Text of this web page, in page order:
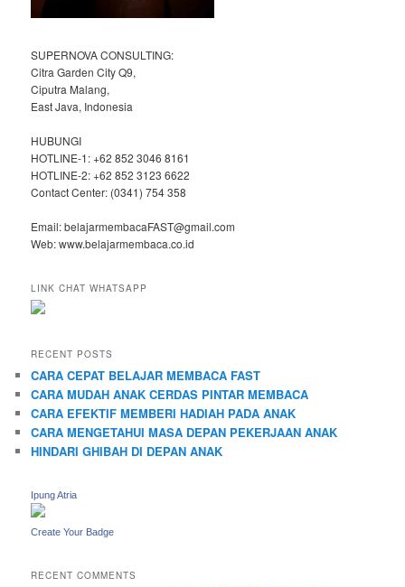
SUPERNOVA CONSULTING:
Citra Garden City Q9,
Ciputra Malang,
East Java, Indonesia
HUBUNGI
HOTLINE-1: +62 852 3046 8161
HOTLINE-2: +62 852 3123 6622
Contact Center: (0341) 754 358
Email: belajarmembacaFAST@gmail.com
Web: www.belajarmembaca.co.id
LINK CHAT WHATSAPP
RECENT POSTS
CARA CEPAT BELAJAR MEMBACA FAST
CARA MUDAH ANAK CERDAS PINTAR MEMBACA
CARA EFEKTIF MEMBERI HADIAH PADA ANAK
CARA MENGETAHUI MASA DEPAN PEKERJAAN ANAK
HINDARI GHIBAH DI DEPAN ANAK
Ipung Atria
Create Your Badge
RECENT COMMENTS